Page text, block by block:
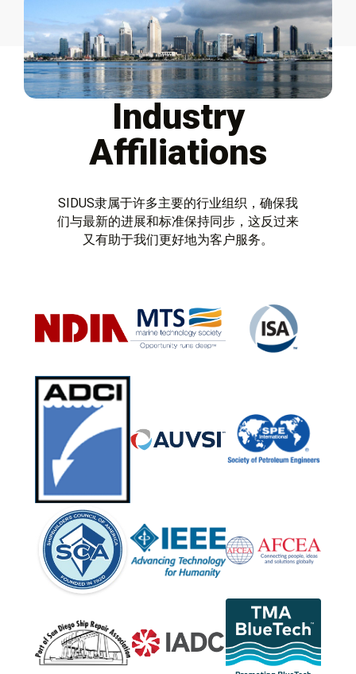
Industry
Affiliations
SIDUS隶属于许多主要的行业组织，确保我
们与最新的进展和标准保持同步，这反过来
又有助于我们更好地为客户服务。